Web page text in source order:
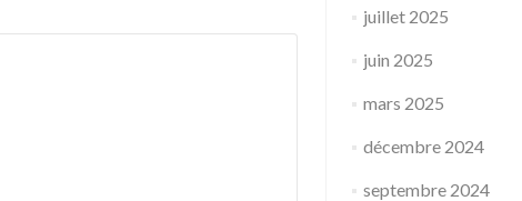
juillet 2025
juin 2025
mars 2025
décembre 2024
septembre 2024